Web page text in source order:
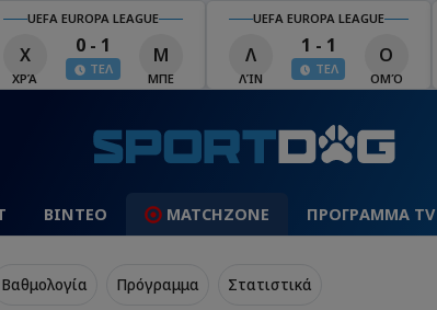
UEFA EUROPA LEAGUE
Χ
ΧΡΆ
0 - 1
ΤΕΛ
Μ
ΜΠΕ
UEFA EUROPA LEAGUE
Λ
ΛΊΝ
1 - 1
ΤΕΛ
Ο
ΟΜΌ
ΒΙΝΤΕΟ MATCHZONE ΠΡΟΓΡΑΜΜΑ TV
Βαθμολογία Πρόγραμμα Στατιστικά